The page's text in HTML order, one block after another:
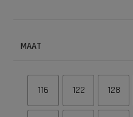
MAAT
116 122 128